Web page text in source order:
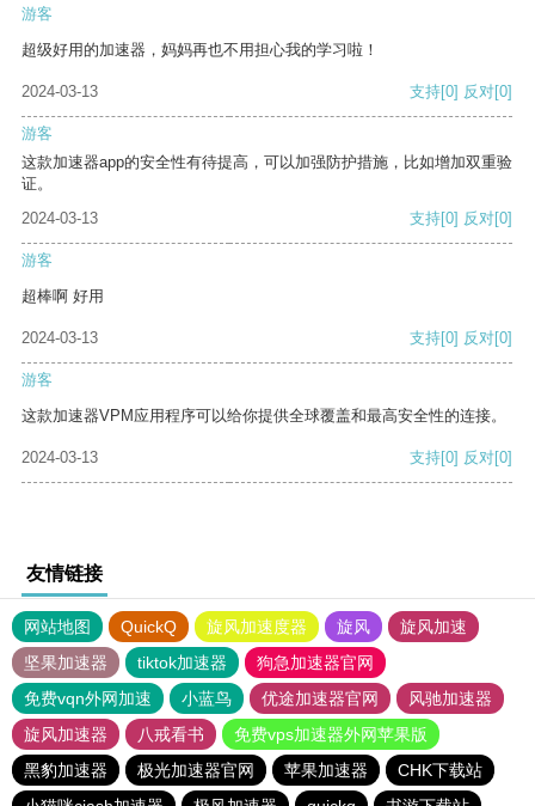
游客
超级好用的加速器，妈妈再也不用担心我的学习啦！
2024-03-13 支持[0] 反对[0]
游客
这款加速器app的安全性有待提高，可以加强防护措施，比如增加双重验
证。
2024-03-13
支持[0] 反对[0]
游客
超棒啊 好用
2024-03-13 支持[0] 反对[0]
游客
这款加速器VPM应用程序可以给你提供全球覆盖和最高安全性的连接。
2024-03-13 支持[0] 反对[0]
友情链接
网站地图 QuickQ 旋风加速度器 旋风
旋风加速
坚果加速器
tiktok加速器
狗急加速器官网
免费vqn外网加速
小蓝鸟 优途加速器官网
风驰加速器
旋风加速器
八戒看书
免费vps加速器外网苹果版
黑豹加速器
极光加速器官网 苹果加速器
CHK下载站